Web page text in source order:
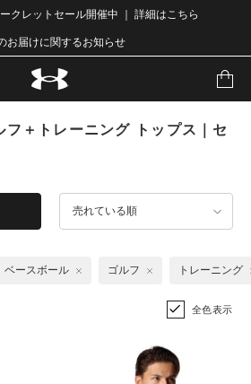
クレットセール開催中 ｜ 詳細はこちら
お届けに関するお知らせ
＋トレーニング トップス｜セ
売れている順
ベースボール ゴルフ トレーニング
全色表示